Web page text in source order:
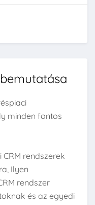
minden fontos
rendszerek
Ilyen
rendszer
és az egyedi